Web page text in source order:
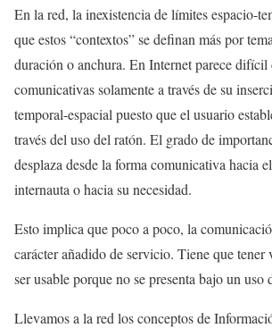
En la red, la inexistencia de límites espacio-
que estos “contextos” se definan más por
duración o anchura. En Internet parece difícil
comunicativas solamente a través de su
temporal-espacial puesto que el usuario
través del uso del ratón. El grado de
desplaza desde la forma comunicativa hacia
internauta o hacia su necesidad.
Esto implica que poco a poco, la
carácter añadido de servicio. Tiene que tener
ser usable porque no se presenta bajo un uso
Llevamos a la red los conceptos de